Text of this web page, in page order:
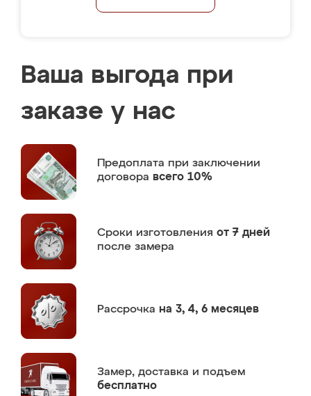
Ваша выгода при
заказе у нас
Предоплата при заключении
договора всего 10%
Сроки изготовления от 7 дней
после замера
Рассрочка на 3, 4, 6 месяцев
Замер, доставка и подъем
бесплатно